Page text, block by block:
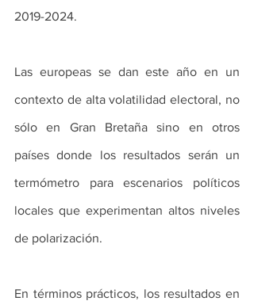
2019-2024.
Las europeas se dan este año en un
contexto de alta volatilidad electoral, no
sólo en Gran Bretaña sino en otros
países donde los resultados serán un
termómetro para escenarios políticos
locales que experimentan altos niveles
de polarización.
En términos prácticos, los resultados en